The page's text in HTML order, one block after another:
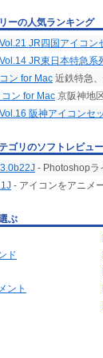
ーの人気ランキング
JR四国アイコン
JR東日本特急系
ン for Mac 近鉄特急
ン for Mac 京阪神地
阪神アイコンセ
ゴリのソフトレビュ
- Photoshopラ
- アイコンをアニメ
ぶ
ド
ント